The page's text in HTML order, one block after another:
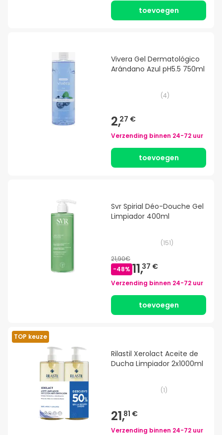
toevoegen
Vivera Gel Dermatológico
Arándano Azul pH5.5 750ml
(4)
2,27 €
Verzending binnen 24-72 uur
toevoegen
Svr Spirial Déo-Douche Gel
Limpiador 400ml
(151)
21,90€
-48% 11,37 €
Verzending binnen 24-72 uur
toevoegen
TOP keuze
Rilastil Xerolact Aceite de
Ducha Limpiador 2x1000ml
(1)
21,81 €
Verzending binnen 24-72 uur